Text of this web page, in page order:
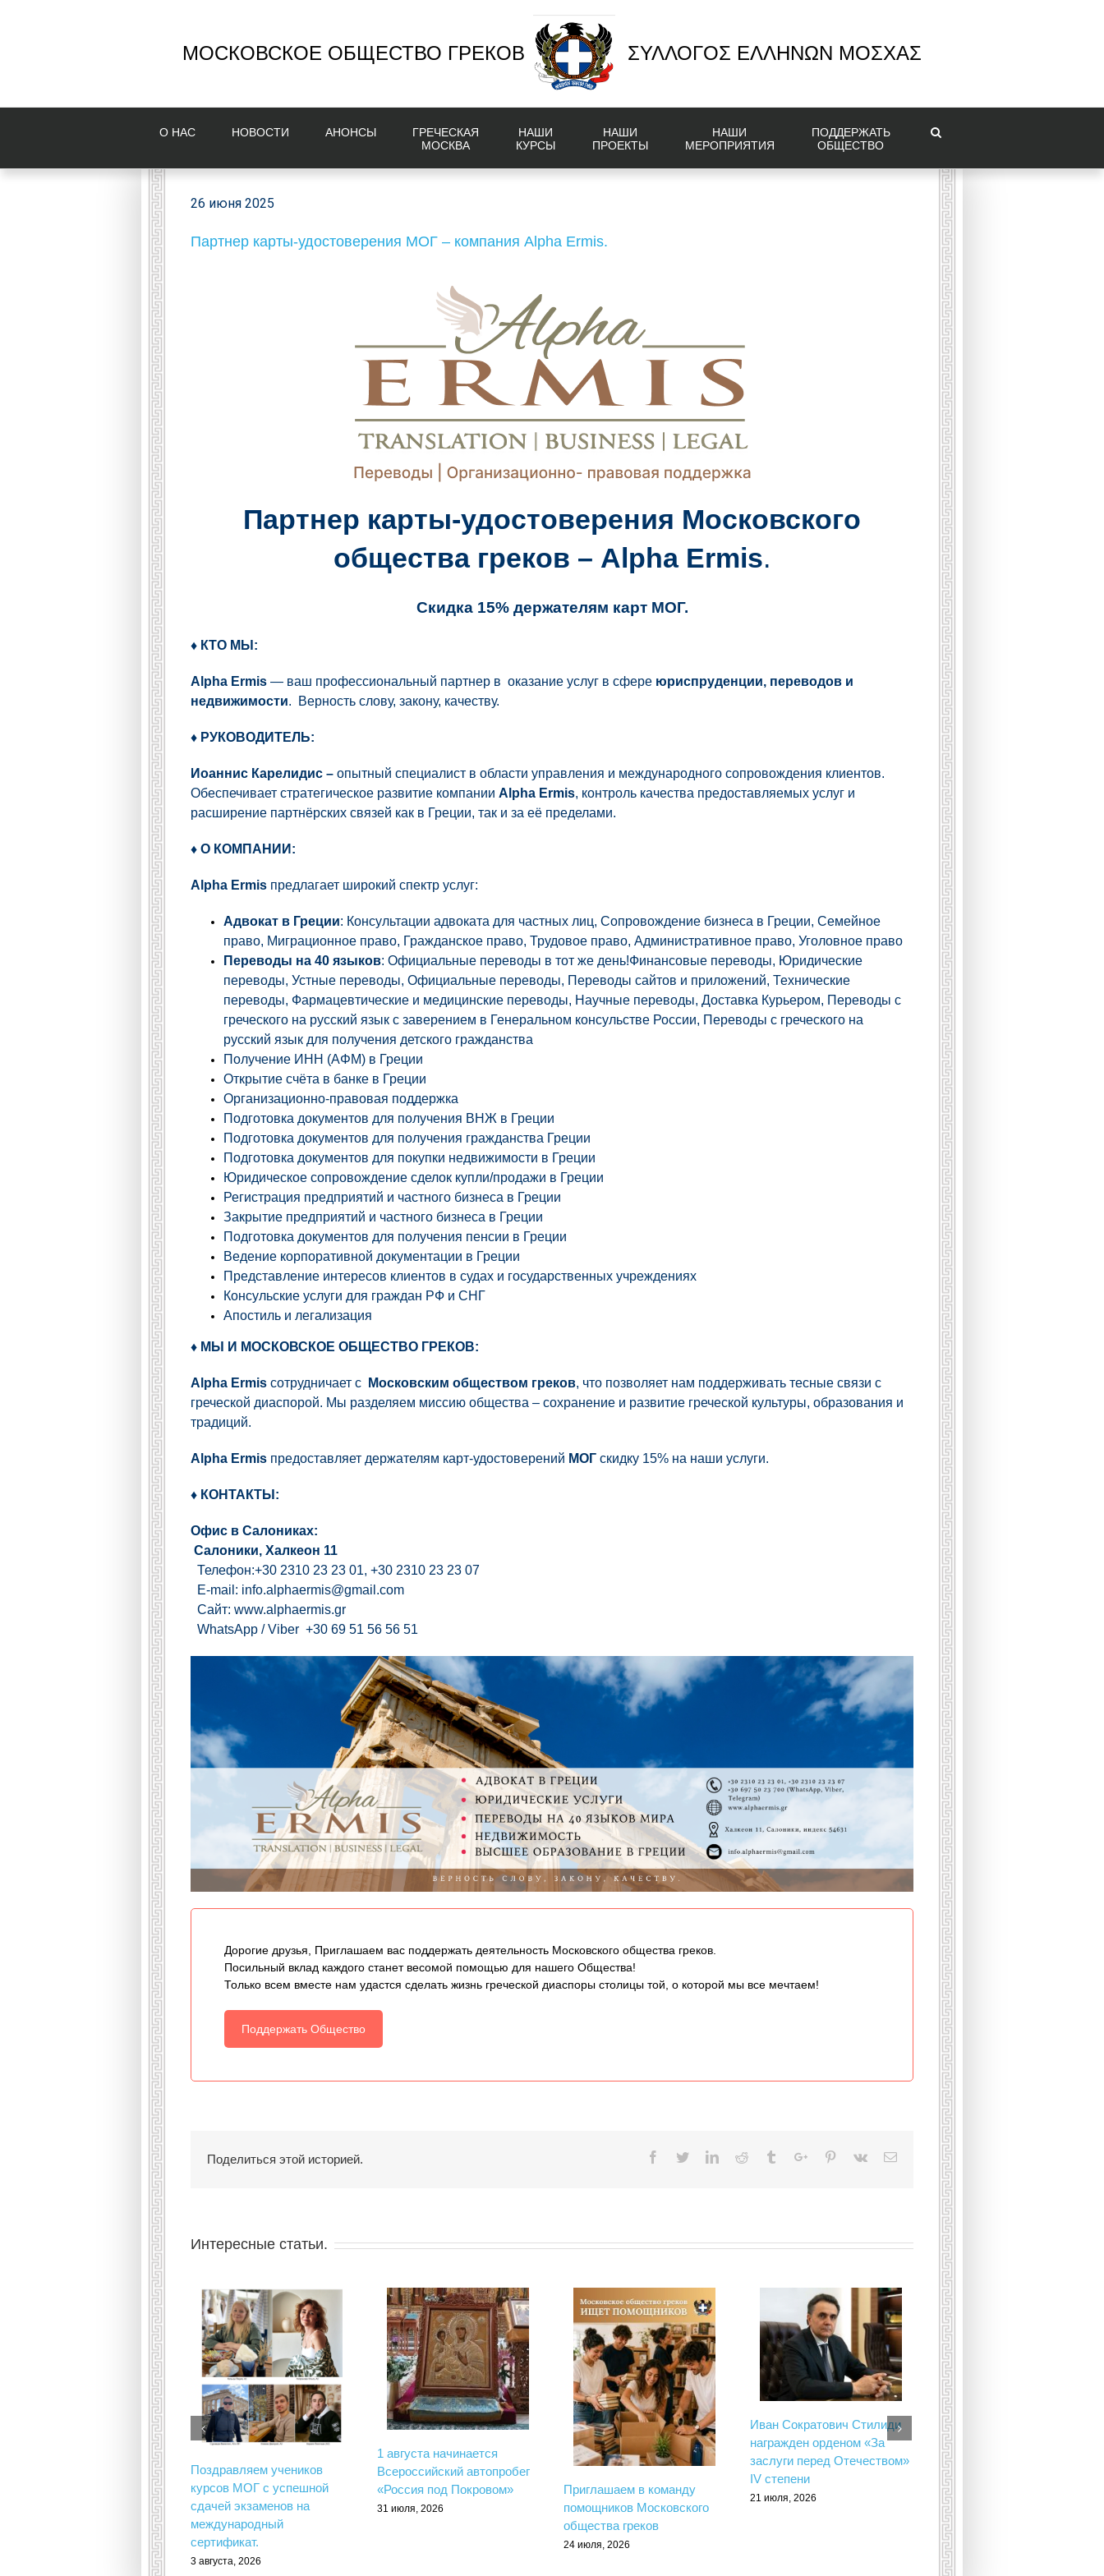
МОСКОВСКОЕ ОБЩЕСТВО ГРЕКОВ ΣΥΛΛΟΓΟΣ ΕΛΛΗΝΩΝ ΜΟΣΧΑΣ
О НAС НОВОСТИ AНОНСЫ
ГРЕЧЕСКАЯ
МОСКВА
НАШИ
КУРСЫ
НАШИ
ПРОЕКТЫ
НАШИ
МЕРОПРИЯТИЯ
ПОДДЕРЖАТЬ
ОБЩЕСТВО
26 июня 2025
Партнер карты-удостоверения МОГ – компания Alpha Ermis.
Партнер карты-удостоверения Московского
общества греков – Alpha Ermis.
Скидка 15% держателям карт МОГ.
♦ КТО МЫ:
Alpha Ermis — ваш профессиональный партнер в оказание услуг в сфере юриспруденции, переводов и
недвижимости. Верность слову, закону, качеству.
♦ РУКОВОДИТЕЛЬ:
Иоаннис Карелидис – опытный специалист в области управления и международного сопровождения клиентов.
Обеспечивает стратегическое развитие компании Alpha Ermis, контроль качества предоставляемых услуг и
расширение партнёрских связей как в Греции, так и за её пределами.
♦ О КОМПАНИИ:
Alpha Ermis предлагает широкий спектр услуг:
Адвокат в Греции: Консультации адвоката для частных лиц, Сопровождение бизнеса в Греции, Семейное
право, Миграционное право, Гражданское право, Трудовое право, Административное право, Уголовное право
Переводы на 40 языков: Официальные переводы в тот же день!Финансовые переводы, Юридические
переводы, Устные переводы, Официальные переводы, Переводы сайтов и приложений, Технические
переводы, Фармацевтические и медицинские переводы, Научные переводы, Доставка Курьером, Переводы с
греческого на русский язык с заверением в Генеральном консульстве России, Переводы с греческого на
русский язык для получения детского гражданства
Получение ИНН (ΑΦΜ) в Греции
Открытие счёта в банке в Греции
Организационно-правовая поддержка
Подготовка документов для получения ВНЖ в Греции
Подготовка документов для получения гражданства Греции
Подготовка документов для покупки недвижимости в Греции
Юридическое сопровождение сделок купли/продажи в Греции
Регистрация предприятий и частного бизнеса в Греции
Закрытие предприятий и частного бизнеса в Греции
Подготовка документов для получения пенсии в Греции
Ведение корпоративной документации в Греции
Представление интересов клиентов в судах и государственных учреждениях
Консульские услуги для граждан РФ и СНГ
Апостиль и легализация
♦ МЫ И МОСКОВСКОЕ ОБЩЕСТВО ГРЕКОВ:
Alpha Ermis сотрудничает с Московским обществом греков, что позволяет нам поддерживать тесные связи с
греческой диаспорой. Мы разделяем миссию общества – сохранение и развитие греческой культуры, образования и
традиций.
Alpha Ermis предоставляет держателям карт-удостоверений МОГ скидку 15% на наши услуги.
♦ КОНТАКТЫ:
Офис в Салониках:
Салоники, Халкеон 11
Телефон:+30 2310 23 23 01, +30 2310 23 23 07
E-mail: info.alphaermis@gmail.com
Сайт: www.alphaermis.gr
WhatsApp / Viber +30 69 51 56 56 51
Дорогие друзья, Приглашаем вас поддержать деятельность Московского общества греков.
Посильный вклад каждого станет весомой помощью для нашего Общества!
Только всем вместе нам удастся сделать жизнь греческой диаспоры столицы той, о которой мы все мечтаем!
Поддержать Общество
Поделиться этой историей. Facebook
TwitterLinkedinReddit TumblrGoogle+Pinterest
Vk Email
Интересные статьи.
Поздравляем учеников
курсов МОГ с успешной
сдачей экзаменов на
международный
сертификат.
3 августа, 2026
1 августа начинается
Всероссийский автопробег
«Россия под Покровом»
31 июля, 2026
Приглашаем в команду
помощников Московского
общества греков
24 июля, 2026
Иван Сократович Стилиди
награжден орденом «За
заслуги перед Отечеством»
IV степени
21 июля, 2026
Подкаст с Христо
Перикловичем Тахчиди
(ФНКА греков России)
16 июля, 2026